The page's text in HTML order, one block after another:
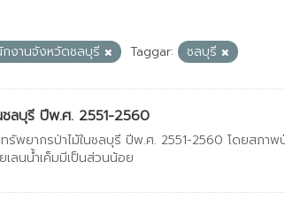
กงานจังหวัดชลบุรี Taggar: ชลบุรี
ชลบุรี ปีพ.ศ. 2551-2560
พยากรป่าไม้ในชลบุรี ปีพ.ศ. 2551-2560 โดยสภาพ
ลนน้ำเค็มมีเป็นส่วนน้อย